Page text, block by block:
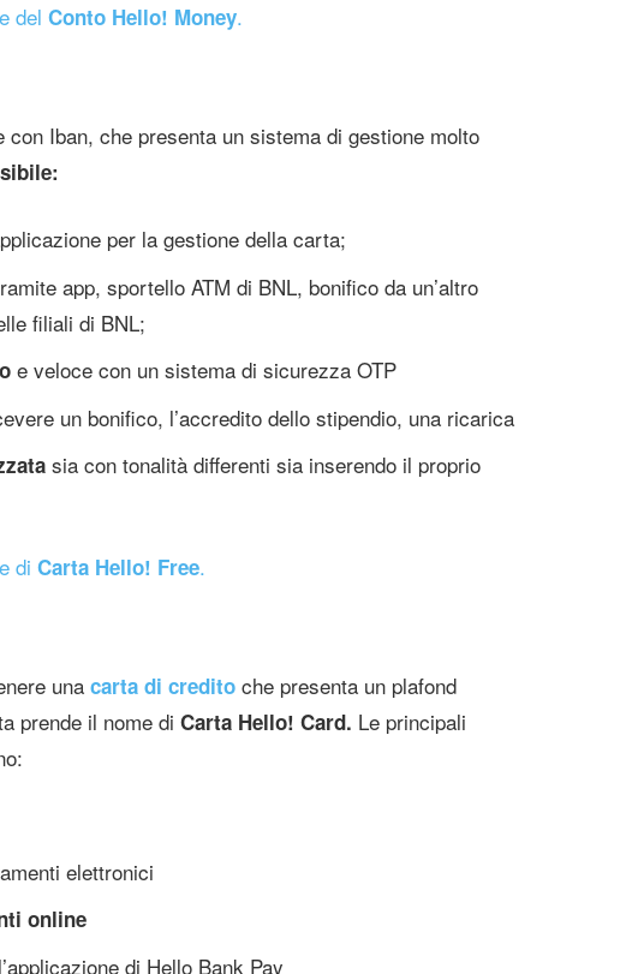
del Conto Hello! Money.
Iban, che presenta un sistema di gestione molto
per la gestione della carta;
app, sportello ATM di BNL, bonifico da un’altro
filiali di BNL;
e veloce con un sistema di sicurezza OTP
un bonifico, l’accredito dello stipendio, una ricarica
sia con tonalità differenti sia inserendo il proprio
di Carta Hello! Free.
una carta di credito che presenta un plafond
prende il nome di Carta Hello! Card. Le principali
elettronici
online
di Hello Bank Pay